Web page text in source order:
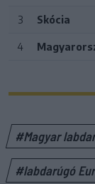
3 Skócia
4
#Magyar
#labdarúgó